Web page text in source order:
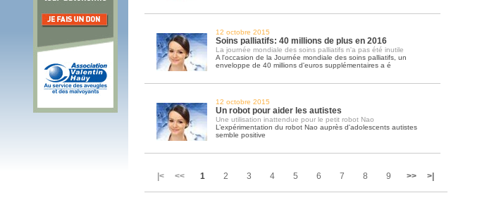
12 octobre 2015
Soins palliatifs: 40 millions de plus en 2016
La journée mondiale des soins palliatifs n'a pas été inutile
A l'occasion de la Journée mondiale des soins palliatifs, un
enveloppe de 40 millions d'euros supplémentaires a é
12 octobre 2015
Un robot pour aider les autistes
Une utilisation inattendue pour le petit robot Nao
L’expérimentation du robot Nao auprès d'adolescents autistes
semble positive
|< << 1 2 3 4 5 6 7 8 9 >> >|